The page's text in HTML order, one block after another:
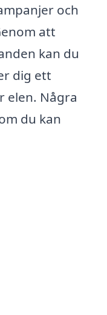
och
att
kan du
dig ett
elen. Några
du kan